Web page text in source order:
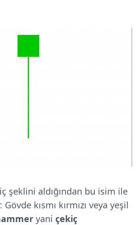
şeklini aldığından bu isim ile
kısmı kırmızı veya yeşil
yani çekiç